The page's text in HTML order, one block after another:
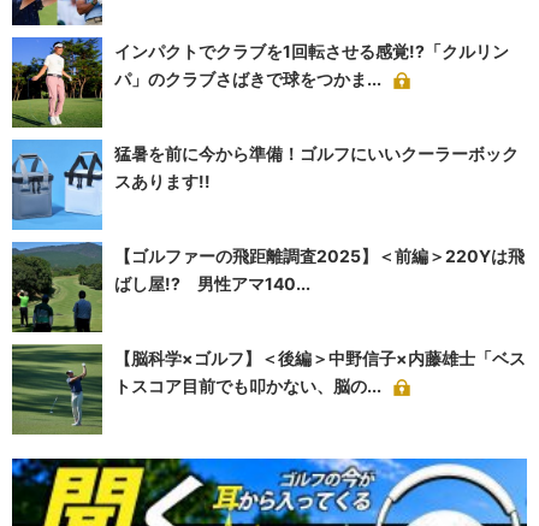
インパクトでクラブを1回転させる感覚!?「クルリン
パ」のクラブさばきで球をつかま...
猛暑を前に今から準備！ゴルフにいいクーラーボック
スあります!!
【ゴルファーの飛距離調査2025】＜前編＞220Yは飛
ばし屋!? 男性アマ140...
【脳科学×ゴルフ】＜後編＞中野信子×内藤雄士「ベス
トスコア目前でも叩かない、脳の...